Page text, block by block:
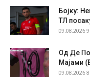
Бојку:
ТЛ
09.08.2026
Од Де
Мајами
09.08.2026